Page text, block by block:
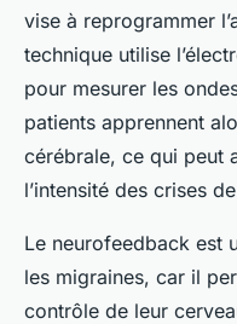
vise à reprogrammer
technique utilise
pour mesurer les
patients apprennent
cérébrale, ce qui peut
l’intensité des crises
Le neurofeedback est
les migraines, car il
contrôle de leur